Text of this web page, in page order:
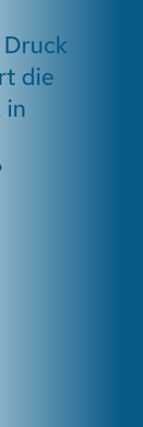
die